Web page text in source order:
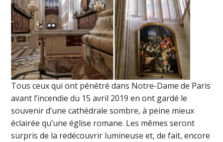
Tous ceux qui ont pénétré dans Notre-Dame de Paris
avant l’incendie du 15 avril 2019 en ont gardé le
souvenir d’une cathédrale sombre, à peine mieux
éclairée qu’une église romane. Les mêmes seront
surpris de la redécouvrir lumineuse et, de fait, encore